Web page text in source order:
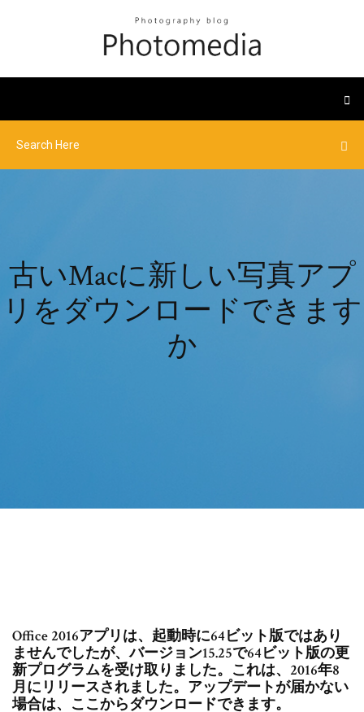
古いMacに新しい写真アプ
リをダウンロードできます
か
Office 2016アプリは、起動時に64ビット版ではあり
ませんでしたが、バージョン15.25で64ビット版の更
新プログラムを受け取りました。これは、2016年8
月にリリースされました。アップデートが届かない
場合は、ここからダウンロードできます。